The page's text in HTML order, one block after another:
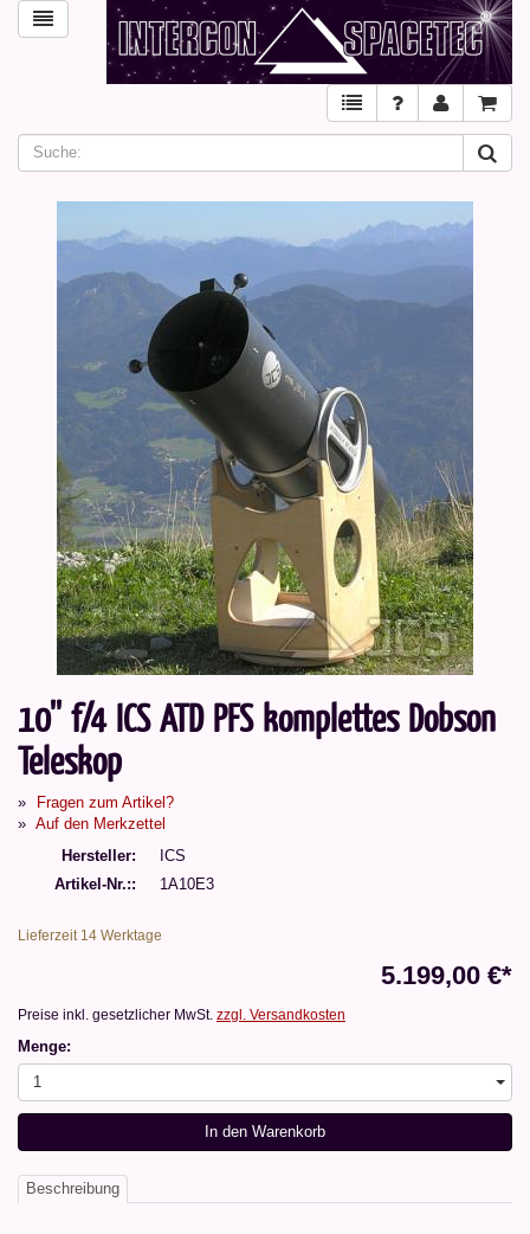
10'' f/4 ICS ATD PFS komplettes Dobson
Teleskop
Fragen zum Artikel?
Auf den Merkzettel
Hersteller
ICS
Artikel-Nr.:
1A10E3
Lieferzeit 14 Werktage
5.199,00 €*
Preise inkl. gesetzlicher MwSt. zzgl. Versandkosten
Menge:
1
In den Warenkorb
Beschreibung